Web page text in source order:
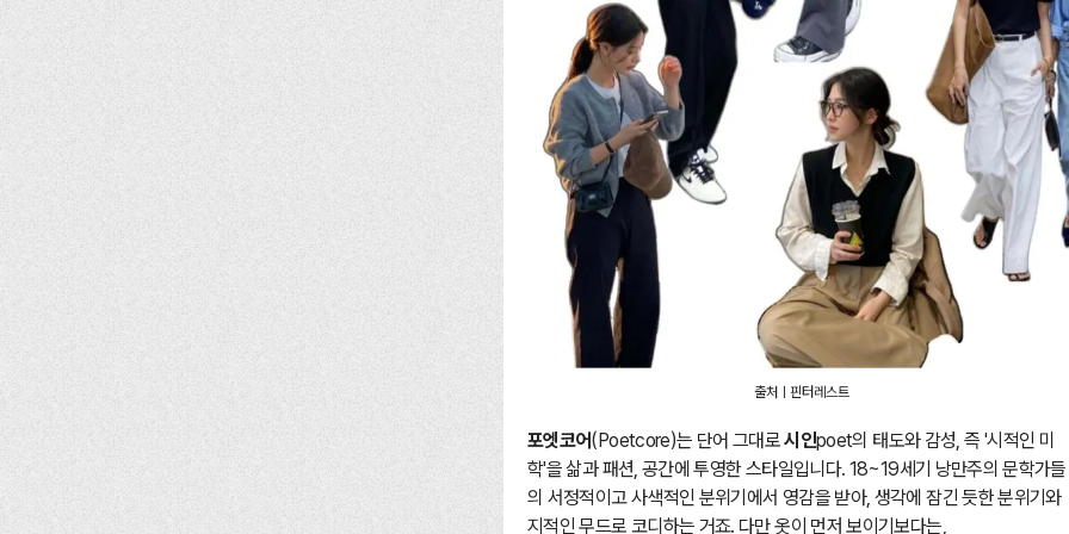
출처ㅣ핀터레스트
포엣코어(Poetcore)는 단어 그대로시인poet의 태도와 감성, 즉 '시적인 미
학'을 삶과 패션, 공간에 투영한 스타일입니다. 18~19세기 낭만주의 문학가들
의 서정적이고 사색적인 분위기에서 영감을 받아, 생각에 잠긴 듯한 분위기와
지적인 무드로 코디하는 거죠. 다만 옷이 먼저 보이기보다는,